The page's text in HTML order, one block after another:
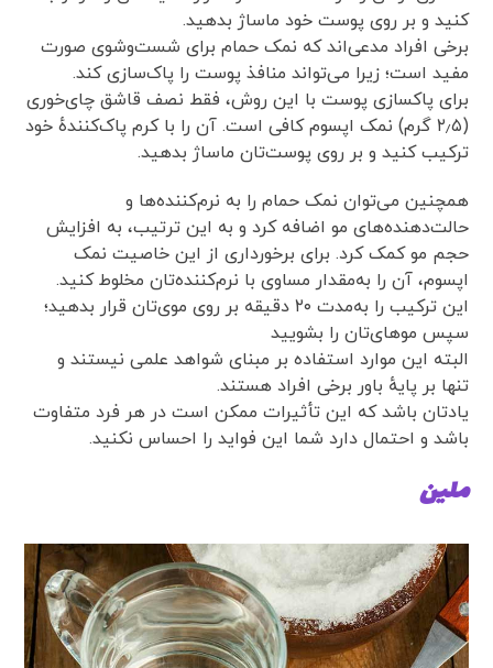
کنید و بر روی پوست خود ماساژ بدهید.
برخی افراد مدعی‌اند که نمک حمام برای شست‌وشوی صورت
مفید است؛ زیرا می‌تواند منافذ پوست را پاک‌سازی کند.
برای پاکسازی پوست با این روش، فقط نصف قاشق چای‌خوری
(۲٫۵ گرم) نمک اپسوم کافی است. آن را با کرم پاک‌کنندهٔ خود
ترکیب کنید و بر روی پوست‌تان ماساژ بدهید.
همچنین می‌توان نمک حمام را به نرم‌کننده‌ها و
حالت‌دهنده‌های مو اضافه کرد و به این ترتیب، به افزایش
حجم مو کمک کرد. برای برخورداری از این خاصیت نمک
اپسوم، آن را به‌مقدار مساوی با نرم‌کننده‌تان مخلوط کنید.
این ترکیب را به‌مدت ۲۰ دقیقه بر روی موی‌تان قرار بدهید؛
سپس موهای‌تان را بشویید
البته این موارد استفاده بر مبنای شواهد علمی نیستند و
تنها بر پایهٔ باور برخی افراد هستند.
یادتان باشد که این تأثیرات ممکن است در هر فرد متفاوت
باشد و احتمال دارد شما این فواید را احساس نکنید.
ملین